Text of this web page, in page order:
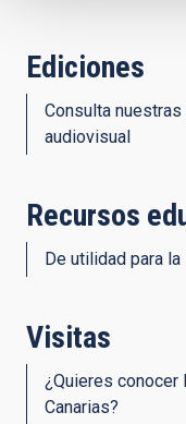
Ediciones
Consulta
audiovisual
Recursos
De utilidad para
Visitas
¿Quieres
Canarias?